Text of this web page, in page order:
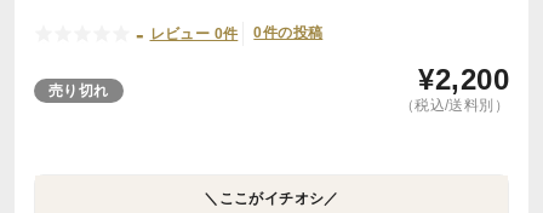
- レビュー 0件 0件の投稿
売り切れ ¥2,200
（税込/送料別）
＼ここがイチオシ／